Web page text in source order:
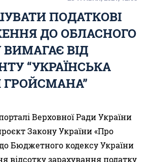
ПОДАТКОВІ
ДО ОБЛАСНОГО
ВІД
“УКРАЇНСЬКА
ГРОЙСМАНА”
Верховної Ради України
Закону України «Про
Бюджетного кодексу України
відсотку зарахування податку